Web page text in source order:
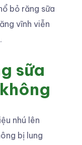
bỏ răng sữa
vĩnh viễn
sữa
nhú lên
bị lung